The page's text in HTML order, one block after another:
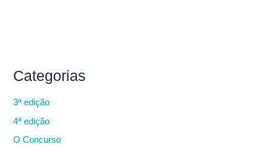
Categorias
3ª edição
4ª edição
O Concurso